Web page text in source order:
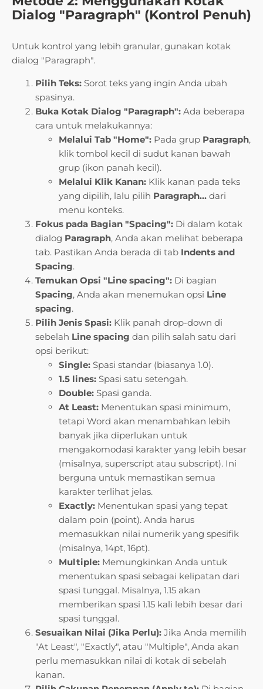
Dialog "Paragraph" (Kontrol Penuh)
Untuk kontrol yang lebih granular, gunakan kotak
dialog "Paragraph".
Pilih Teks: Sorot teks yang ingin Anda ubah
spasinya.
Buka Kotak Dialog "Paragraph": Ada beberapa
cara untuk melakukannya:
Melalui Tab "Home": Pada grup Paragraph,
klik tombol kecil di sudut kanan bawah
grup (ikon panah kecil).
Melalui Klik Kanan: Klik kanan pada teks
yang dipilih, lalu pilih Paragraph… dari
menu konteks.
Fokus pada Bagian "Spacing": Di dalam kotak
dialog Paragraph, Anda akan melihat beberapa
tab. Pastikan Anda berada di tab Indents and
Spacing.
Temukan Opsi "Line spacing": Di bagian
Spacing, Anda akan menemukan opsi Line
spacing.
Pilih Jenis Spasi: Klik panah drop-down di
sebelah Line spacing dan pilih salah satu dari
opsi berikut:
Single: Spasi standar (biasanya 1.0).
1.5 lines: Spasi satu setengah.
Double: Spasi ganda.
At Least: Menentukan spasi minimum,
tetapi Word akan menambahkan lebih
banyak jika diperlukan untuk
mengakomodasi karakter yang lebih besar
(misalnya, superscript atau subscript). Ini
berguna untuk memastikan semua
karakter terlihat jelas.
Exactly: Menentukan spasi yang tepat
dalam poin (point). Anda harus
memasukkan nilai numerik yang spesifik
(misalnya, 14pt, 16pt).
Multiple: Memungkinkan Anda untuk
menentukan spasi sebagai kelipatan dari
spasi tunggal. Misalnya, 1.15 akan
memberikan spasi 1.15 kali lebih besar dari
spasi tunggal.
Sesuaikan Nilai (Jika Perlu): Jika Anda memilih
"At Least", "Exactly", atau "Multiple", Anda akan
perlu memasukkan nilai di kotak di sebelah
kanan.